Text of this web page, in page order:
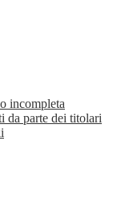
incompleta
da parte dei titolari